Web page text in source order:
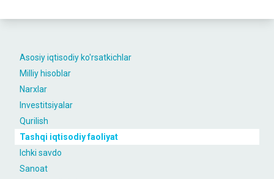
Asosiy iqtisodiy ko'rsatkichlar
Milliy hisoblar
Narxlar
Investitsiyalar
Qurilish
Tashqi iqtisodiy faoliyat
Ichki savdo
Sanoat